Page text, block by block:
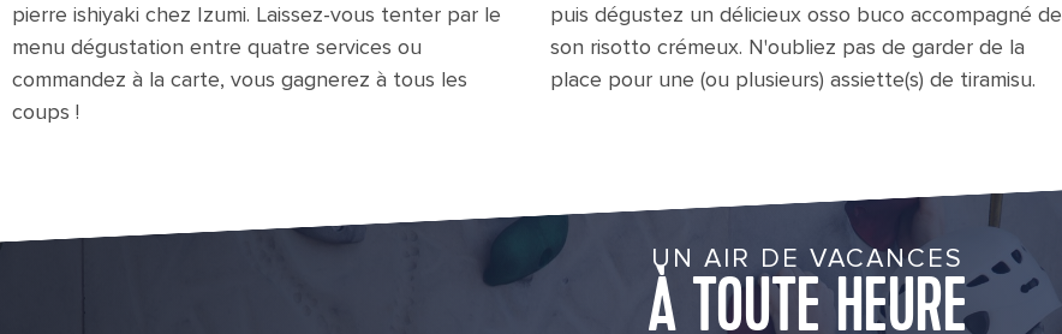
pierre ishiyaki chez Izumi. Laissez-vous tenter par le
menu dégustation entre quatre services ou
commandez à la carte, vous gagnerez à tous les
coups !
puis dégustez un délicieux osso buco accompagné de
son risotto crémeux. N'oubliez pas de garder de la
place pour une (ou plusieurs) assiette(s) de tiramisu.
UN AIR DE VACANCES
À TOUTE HEURE